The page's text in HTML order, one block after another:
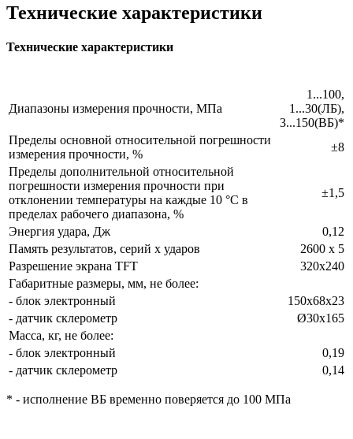
Технические характеристики
Технические характеристики
Диапазоны измерения прочности, МПа
1...100,
1...30(ЛБ),
3...150(ВБ)*
Пределы основной относительной погрешности
измерения прочности, %
±8
Пределы дополнительной относительной
погрешности измерения прочности при
отклонении температуры на каждые 10 °С в
пределах рабочего диапазона, %
±1,5
Энергия удара, Дж
0,12
Память результатов, серий х ударов
2600 х 5
Разрешение экрана TFT
320х240
Габаритные размеры, мм, не более:
- блок электронный
150x68x23
- датчик склерометр
Ø30x165
Масса, кг, не более:
- блок электронный
0,19
- датчик склерометр
0,14
* - исполнение ВБ временно поверяется до 100 МПа